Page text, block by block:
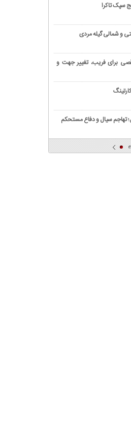
سپک تاکرا
و شمالی گیله مردی
برای فریب، تغییر جهت و
مستر